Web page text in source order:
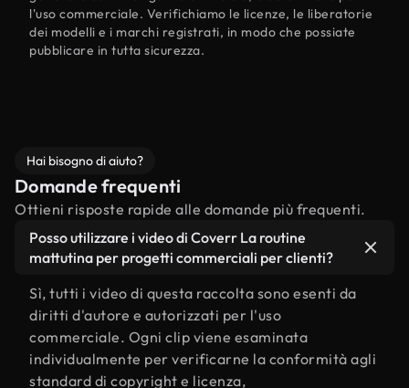
l'uso commerciale. Verifichiamo le licenze, le liberatorie
dei modelli e i marchi registrati, in modo che possiate
pubblicare in tutta sicurezza.
Hai bisogno di aiuto?
Domande frequenti
Ottieni risposte rapide alle domande più frequenti.
Posso utilizzare i video di Coverr La routine
mattutina per progetti commerciali per clienti?
Sì, tutti i video di questa raccolta sono esenti da
diritti d'autore e autorizzati per l'uso
commerciale. Ogni clip viene esaminata
individualmente per verificarne la conformità agli
standard di copyright e licenza,